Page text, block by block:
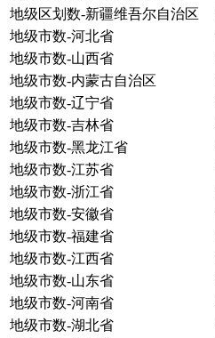
地级区划数-新疆维吾尔自治区
地级市数-河北省
地级市数-山西省
地级市数-内蒙古自治区
地级市数-辽宁省
地级市数-吉林省
地级市数-黑龙江省
地级市数-江苏省
地级市数-浙江省
地级市数-安徽省
地级市数-福建省
地级市数-江西省
地级市数-山东省
地级市数-河南省
地级市数-湖北省